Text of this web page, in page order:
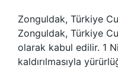
Zonguldak, Türkiye
Zonguldak, Türkiye
olarak kabul edilir. 1
kaldırılmasıyla